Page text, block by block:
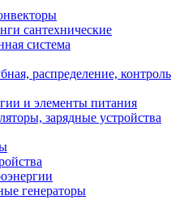
сантехнические
система
распределение, контроль
и элементы питания
зарядные устройства
генераторы